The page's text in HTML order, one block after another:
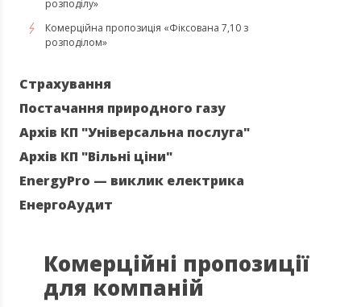
розподілу»
Комерційна пропозиція «Фіксована 7,10 з
розподілом»
Страхування
Постачання природного газу
Архів КП "Універсальна послуга"
Архів КП "Вільні ціни"
EnergyPro — виклик електрика
ЕнергоАудит
Комерційні пропозиції
для компаній